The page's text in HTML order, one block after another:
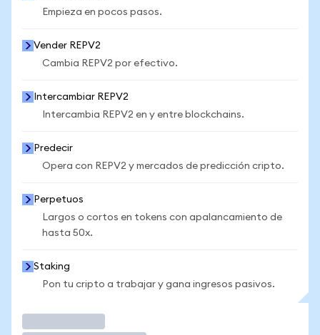
Empieza en pocos pasos.
Vender REPV2
Cambia REPV2 por efectivo.
Intercambiar REPV2
Intercambia REPV2 en y entre blockchains.
Predecir
Opera con REPV2 y mercados de predicción cripto.
Perpetuos
Largos o cortos en tokens con apalancamiento de
hasta 50x.
Staking
Pon tu cripto a trabajar y gana ingresos pasivos.